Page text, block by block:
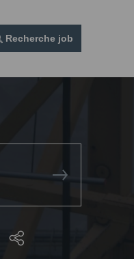
Recherche job